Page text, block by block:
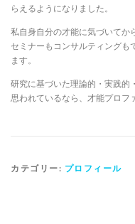
らえるようになりました。
私自身自分の才能に気づいてか
セミナーもコンサルティングも
ます。
研究に基づいた理論的・実践的
思われているなら、才能プロフ
カテゴリー: プロフィール